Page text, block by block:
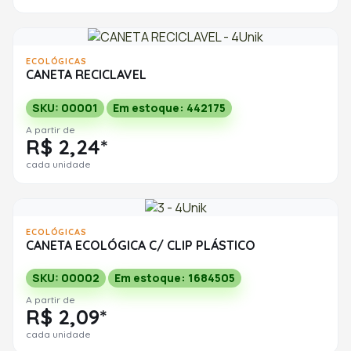
ECOLÓGICAS
CANETA RECICLAVEL
SKU: 00001 Em estoque: 442175
A partir de
R$ 2,24*
cada unidade
ECOLÓGICAS
CANETA ECOLÓGICA C/ CLIP PLÁSTICO
SKU: 00002 Em estoque: 1684505
A partir de
R$ 2,09*
cada unidade